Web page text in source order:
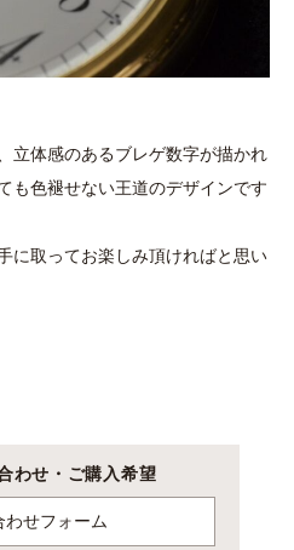
立体感のあるブレゲ数字が描かれ
も色褪せない王道のデザインです
に取ってお楽しみ頂ければと思い
わせ・ご購入希望
わせフォーム